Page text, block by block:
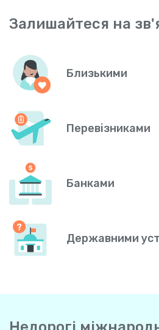
Залишайтеся на
Близькими
Перевізниками
Банками
Державними